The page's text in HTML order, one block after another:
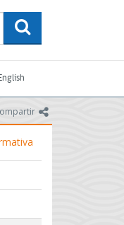
English
icono